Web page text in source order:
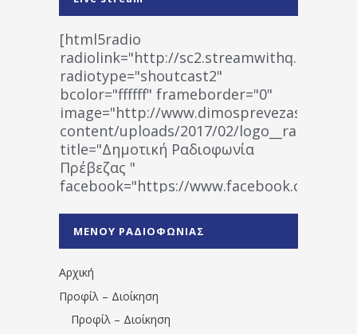
[html5radio
radiolink="http://
radiotype="shoutcast2"
bcolor="ffffff" frameborder="0"
image="http://www.dimosprevezas.gr/wp-
content/uploads/2017/02/
title="Δημοτική Ραδιοφωνία
Πρέβεζας "
facebook="https://www.facebook.com/
1531194763766854/" artist="" ]
ΜΕΝΟΥ ΡΑΔΙΟΦΩΝΙΑΣ
Αρχική
Προφίλ – Διοίκηση
Προφίλ – Διοίκηση